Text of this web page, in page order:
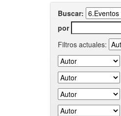
Buscar:
por
Filtros actuales: